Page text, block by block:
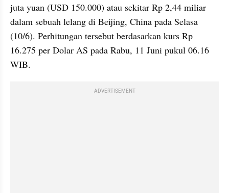
juta yuan (USD 150.000) atau sekitar Rp 2,44 miliar
dalam sebuah lelang di Beijing, China pada Selasa
(10/6). Perhitungan tersebut berdasarkan kurs Rp
16.275 per Dolar AS pada Rabu, 11 Juni pukul 06.16
WIB.
ADVERTISEMENT